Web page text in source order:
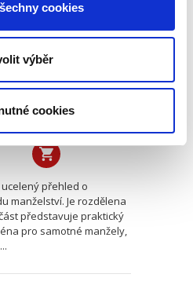
cookies
výběr
cookies
přehled o
manželství. Je rozdělena
představuje praktický
pro samotné manžely,